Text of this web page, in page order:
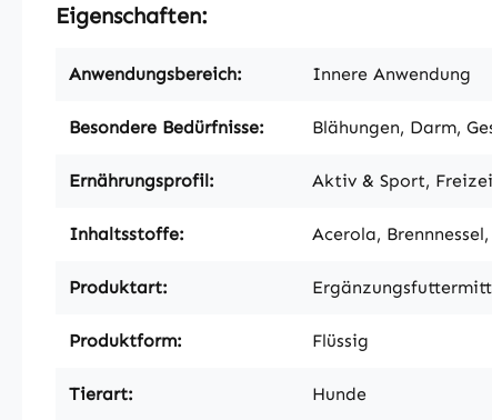
Eigenschaften:
Anwendungsbereich: Innere Anwendung
Besondere Bedürfnisse: Blähungen, Darm,
Ernährungsprofil: Aktiv & Sport,
Inhaltsstoffe: Acerola,
Produktart:
Produktform: Flüssig
Tierart: Hunde